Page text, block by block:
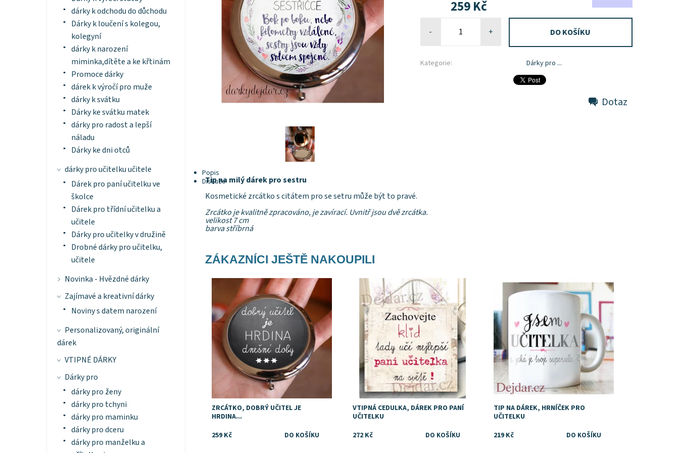
259 Kč
- +
Kategorie: Dárky pro ...
Dotaz
Popis
Diskuze
Tip na milý dárek pro sestru
Kosmetické zrcátko s citátem pro se setru může být to pravé.
Zrcátko je kvalitně zpracováno, je zavírací. Uvnitř jsou dvě zrcátka.
velikost 7 cm
barva stříbrná
ZÁKAZNÍCI JEŠTĚ NAKOUPILI
Dostupnost: Skladem
ZRCÁTKO, DOBRÝ UČITEL JE
HRDINA...
259 Kč
Dostupnost: Skladem
VTIPNÁ CEDULKA, DÁREK PRO PANÍ
UČITELKU
272 Kč
Dostupnost: Skladem
TIP NA DÁREK, HRNÍČEK PRO
UČITELKU
219 Kč
dárky k odchodu do důchodu
Dárky k loučení s kolegou,
kolegyní
dárky k narození
miminka,dítěte a ke křtinám
Promoce dárky
dárek k výročí pro muže
dárky k svátku
Dárky ke svátku matek
dárky pro radost a lepší
náladu
Dárky ke dni otců
dárky pro učitelku učitele
Dárek pro paní učitelku ve
školce
Dárek pro třídní učitelku a
učitele
Dárky pro učitelky v družině
Drobné dárky pro učitelku,
učitele
Novinka - Hvězdné dárky
Zajímavé a kreativní dárky
Noviny s datem narození
Personalizovaný, originální
dárek
VTIPNÉ DÁRKY
Dárky pro
dárky pro ženy
dárky pro tchyni
dárky pro maminku
dárky pro dceru
dárky pro manželku a